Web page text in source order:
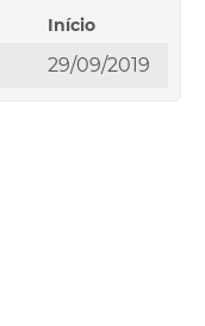
Início
29/09/2019